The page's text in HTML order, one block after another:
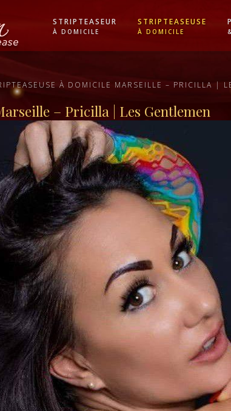
STRIPTEASEUR
À DOMICILE
STRIPTEASEUSE
À DOMICILE
À DOMICILE MARSEILLE – PRICILLA |
– Pricilla | Les Gentlemen